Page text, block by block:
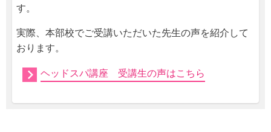
す。
実際、本部校でご受講いただいた先生の声を紹介して
おります。
ヘッドスパ講座 受講生の声はこちら